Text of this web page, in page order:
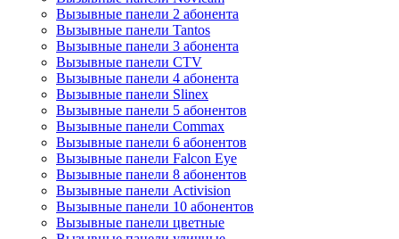
Вызывные панели 2 абонента
Вызывные панели Tantos
Вызывные панели 3 абонента
Вызывные панели CTV
Вызывные панели 4 абонента
Вызывные панели Slinex
Вызывные панели 5 абонентов
Вызывные панели Commax
Вызывные панели 6 абонентов
Вызывные панели Falcon Eye
Вызывные панели 8 абонентов
Вызывные панели Activision
Вызывные панели 10 абонентов
Вызывные панели цветные